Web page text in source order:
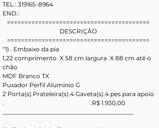
TEL.: 319165-8964
END.:
=========================================
DESCRIÇÃO
=========================================
"1) . Embaixo da pia
1,22 comprimento  X 58 cm largura  X 88 cm até o
chão
MDF Branco TX
Puxador Perfil Aluminio G
2 Porta(s).Prateleira(s).4 Gaveta(s).4 pes para apoio
.                                                          .R$ 1.930,00